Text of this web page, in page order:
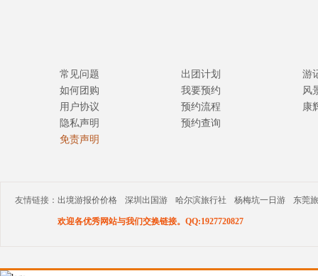
常见问题
如何团购
用户协议
隐私声明
免责声明
出团计划
我要预约
预约流程
预约查询
游
风
康
友情链接： 出境游报价价格 深圳出国游 哈尔滨旅行社 杨梅坑一日游 东莞
欢迎各优秀网站与我们交换链接。QQ:1927720827